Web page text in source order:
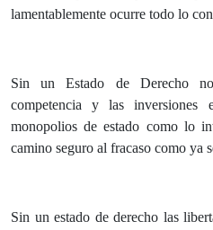
lamentablemente ocurre todo lo
Sin un Estado de Derecho
competencia y las inversiones
monopolios de estado como lo
camino seguro al fracaso como ya
Sin un estado de derecho las